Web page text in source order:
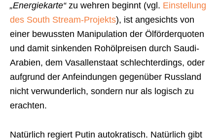
„Energiekarte“zu wehren beginnt (vgl. Einstellung
des South Stream-Projekts), ist angesichts von
einer bewussten Manipulation der Ölförderquoten
und damit sinkenden Rohölpreisen durch Saudi-
Arabien, dem Vasallenstaat schlechterdings, oder
aufgrund der Anfeindungen gegenüber Russland
nicht verwunderlich, sondern nur als logisch zu
erachten.
Natürlich regiert Putin autokratisch. Natürlich gibt